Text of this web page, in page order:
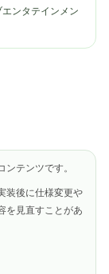
ンタテインメン
テンツです。
装後に仕様変更や
を見直すことがあ